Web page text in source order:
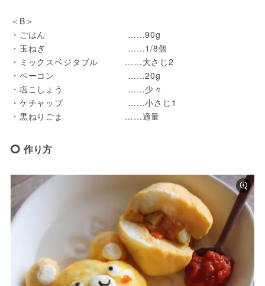
＜B＞
・ごはん 　　　　　　　　　……90g
・玉ねぎ 　　　　　　　　　……1/8個
・ミックスベジタブル　　　……大さじ2
・ベーコン 　　　　　　　　……20g
・塩こしょう　　　　　　　 ……少々
・ケチャップ 　　　　　　　……小さじ1
・黒ねりごま　　　　　　　……適量
作り方